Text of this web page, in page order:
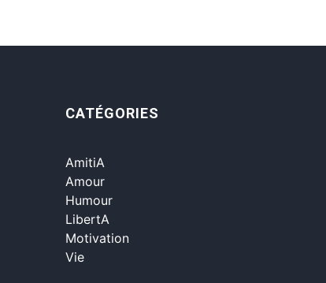
CATÉGORIES
AmitiA
Amour
Humour
LibertA
Motivation
Vie